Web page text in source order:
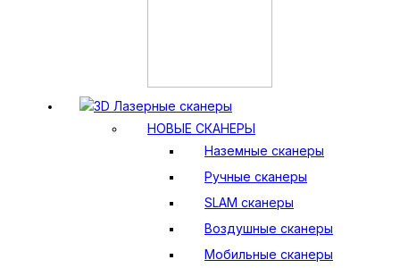
3D Лазерные сканеры
НОВЫЕ СКАНЕРЫ
Наземные сканеры
Ручные сканеры
SLAM сканеры
Воздушные сканеры
Мобильные сканеры